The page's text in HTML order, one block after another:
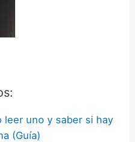
leer uno y saber si hay
(Guía)